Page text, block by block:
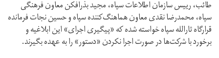
طائب، رییس سازمان اطلاعات سپاه، مجید بذرافکن معاون فرهنگی
سپاه، محمدرضا نقدی معاون هماهنگ‌کننده سپاه و حسین نجات فرمانده
قرارگاه ثارالله سپاه خواسته شده که «‌پیگیری اجرای» این ابلاغیه و
برخورد با شرکت‌ها در صورت اجرا نکردن «دستور» را به عهده بگیرند.